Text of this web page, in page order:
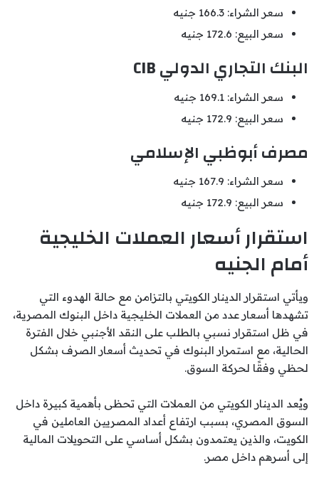
سعر الشراء: 166.3 جنيه
سعر البيع: 172.6 جنيه
البنك التجاري الدولي CIB
سعر الشراء: 169.1 جنيه
سعر البيع: 172.9 جنيه
مصرف أبوظبي الإسلامي
سعر الشراء: 167.9 جنيه
سعر البيع: 172.9 جنيه
استقرار أسعار العملات الخليجية
أمام الجنيه
ويأتي استقرار الدينار الكويتي بالتزامن مع حالة الهدوء التي
تشهدها أسعار عدد من العملات الخليجية داخل البنوك المصرية،
في ظل استقرار نسبي بالطلب على النقد الأجنبي خلال الفترة
الحالية، مع استمرار البنوك في تحديث أسعار الصرف بشكل
لحظي وفقًا لحركة السوق.
ويُعد الدينار الكويتي من العملات التي تحظى بأهمية كبيرة داخل
السوق المصري، بسبب ارتفاع أعداد المصريين العاملين في
الكويت، والذين يعتمدون بشكل أساسي على التحويلات المالية
إلى أسرهم داخل مصر.